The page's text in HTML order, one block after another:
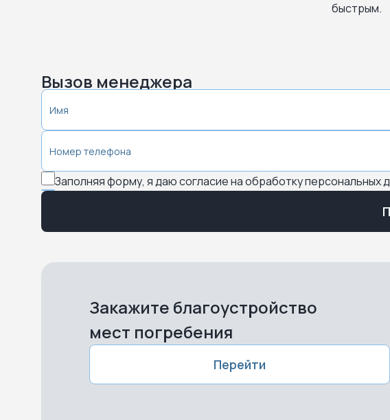
быстрым.
Вызов менеджера
Заполняя форму, я даю согласие на обработку персональных
Закажите благоустройство
мест погребения
Перейти